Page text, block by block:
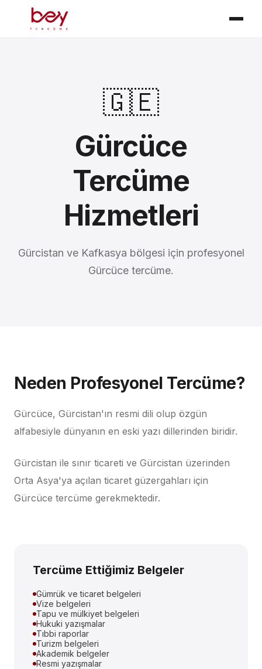
🇬🇪
Gürcüce
Tercüme
Hizmetleri
Gürcistan ve Kafkasya bölgesi için profesyonel
Gürcüce tercüme.
Neden Profesyonel Tercüme?
Gürcüce, Gürcistan'ın resmi dili olup özgün
alfabesiyle dünyanın en eski yazı dillerinden biridir.
Gürcistan ile sınır ticareti ve Gürcistan üzerinden
Orta Asya'ya açılan ticaret güzergahları için
Gürcüce tercüme gerekmektedir.
Tercüme Ettiğimiz Belgeler
Gümrük ve ticaret belgeleri
Vize belgeleri
Tapu ve mülkiyet belgeleri
Hukuki yazışmalar
Tıbbi raporlar
Turizm belgeleri
Akademik belgeler
Resmi yazışmalar